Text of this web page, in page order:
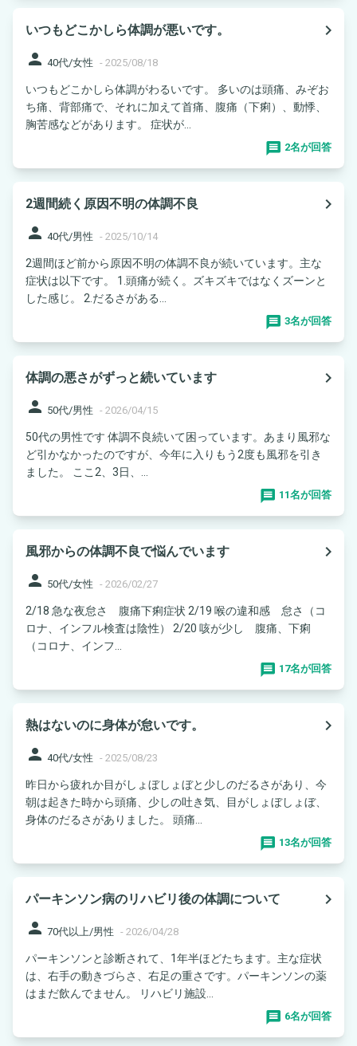
いつもどこかしら体調が悪いです。
navigate_next
person 40代/女性 - 2025/08/18
いつもどこかしら体調がわるいです。 多いのは頭痛、みぞお
ち痛、背部痛で、それに加えて首痛、腹痛（下痢）、動悸、
胸苦感などがあります。 症状が...
2名が回答
2週間続く原因不明の体調不良
navigate_next
person 40代/男性 - 2025/10/14
2週間ほど前から原因不明の体調不良が続いています。主な
症状は以下です。 1.頭痛が続く。ズキズキではなくズーンと
した感じ。 2.だるさがある...
3名が回答
体調の悪さがずっと続いています
navigate_next
person 50代/男性 - 2026/04/15
50代の男性です 体調不良続いて困っています。あまり風邪な
ど引かなかったのですが、今年に入りもう2度も風邪を引き
ました。 ここ2、3日、...
11名が回答
風邪からの体調不良で悩んでいます
navigate_next
person 50代/女性 - 2026/02/27
2/18 急な夜怠さ 腹痛下痢症状 2/19 喉の違和感 怠さ（コ
ロナ、インフル検査は陰性） 2/20 咳が少し 腹痛、下痢
（コロナ、インフ...
17名が回答
熱はないのに身体が怠いです。
navigate_next
person 40代/女性 - 2025/08/23
昨日から疲れか目がしょぼしょぼと少しのだるさがあり、今
朝は起きた時から頭痛、少しの吐き気、目がしょぼしょぼ、
身体のだるさがありました。 頭痛...
13名が回答
パーキンソン病のリハビリ後の体調について
navigate_next
person 70代以上/男性 - 2026/04/28
パーキンソンと診断されて、1年半ほどたちます。主な症状
は、右手の動きづらさ、右足の重さです。パーキンソンの薬
はまだ飲んでません。 リハビリ施設...
6名が回答